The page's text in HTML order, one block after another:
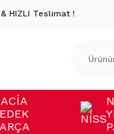
HIZLI Teslimat !